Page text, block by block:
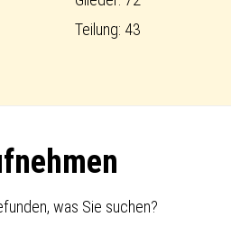
Teilung: 43
was Sie suchen?